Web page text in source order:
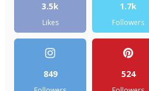
3.5k
Likes
1.7k
Followers
849 524